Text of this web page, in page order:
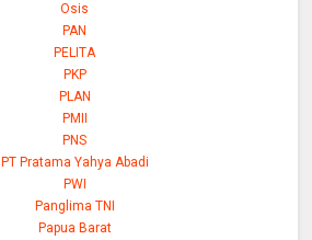
Osis
PAN
PELITA
PKP
PLAN
PMII
PNS
PT Pratama Yahya Abadi
PWI
Panglima TNI
Papua Barat